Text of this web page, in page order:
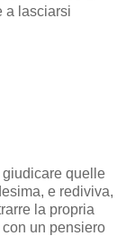
a lasciarsi
quelle
e rediviva,
la propria
un pensiero